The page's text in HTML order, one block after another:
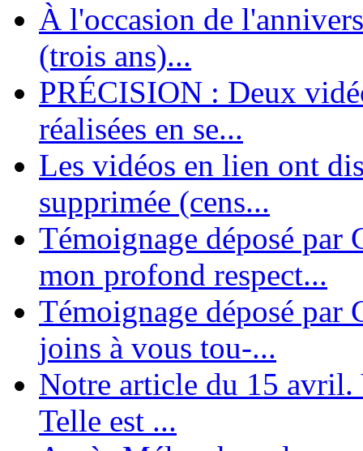
En 2004, une dizaine de personnes contribuèrent au lancement de
dernières années. L'aventure se pou...
À l'occasion de
(trois ans)...
PRÉCISION : Deux
réalisées en se...
Les vidéos en lien ont
supprimée (cens...
Témoignage déposé par
mon profond respect...
Témoignage déposé par
joins à vous tou-...
Notre article du 15 avril.
Telle est ...